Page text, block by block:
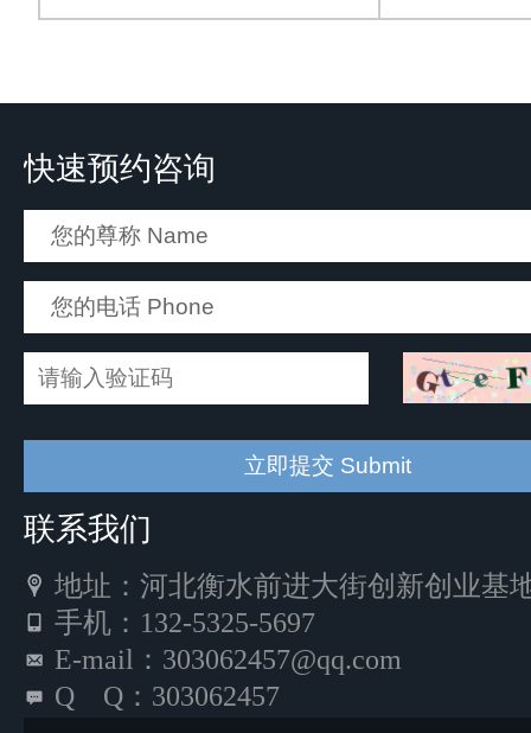
快速预约咨询
联系我们
地址：河北衡水前进大街创新创业基
手机：132-5325-5697
E-mail：303062457@qq.com
Q Q：303062457